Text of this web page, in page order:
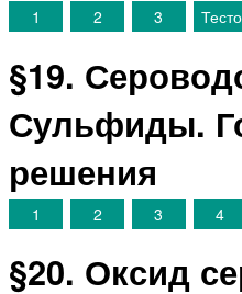
1 2 3
§19.
Сульфиды.
решения
1 2 3 4
§20. Оксид